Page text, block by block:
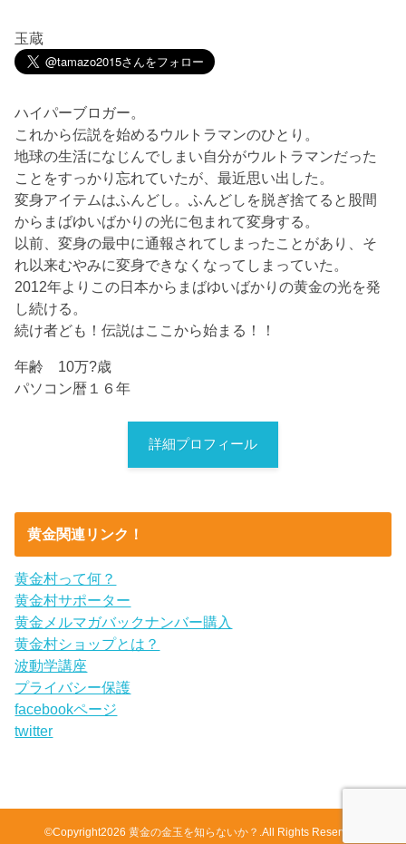
玉蔵
ハイパーブロガー。
これから伝説を始めるウルトラマンのひとり。
地球の生活になじんでしまい自分がウルトラマンだった
ことをすっかり忘れていたが、最近思い出した。
変身アイテムはふんどし。ふんどしを脱ぎ捨てると股間
からまばゆいばかりの光に包まれて変身する。
以前、変身の最中に通報されてしまったことがあり、そ
れ以来むやみに変身できなくなってしまっていた。
2012年よりこの日本からまばゆいばかりの黄金の光を発
し続ける。
続け者ども！伝説はここから始まる！！
年齢 10万?歳
パソコン暦１６年
詳細プロフィール
黄金関連リンク！
黄金村って何？
黄金村サポーター
黄金メルマガバックナンバー購入
黄金村ショップとは？
波動学講座
プライバシー保護
facebookページ
twitter
©Copyright2026 黄金の金玉を知らないか？ .All Rights Reserved.